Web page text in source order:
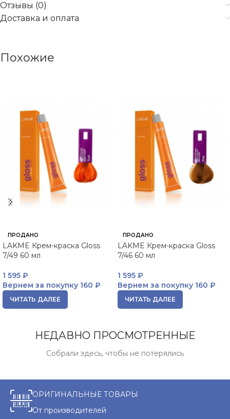
Отзывы (0)
Доставка и оплата
Похожие
ПРОДАНО
LAKME Крем-краска Gloss
7/49 60 мл
1 595 ₽
Вернем за покупку 160 ₽
ЧИТАТЬ ДАЛЕЕ
ПРОДАНО
LAKME Крем-краска Gloss
7/46 60 мл
1 595 ₽
Вернем за покупку 160 ₽
ЧИТАТЬ ДАЛЕЕ
НЕДАВНО ПРОСМОТРЕННЫЕ
Собрали здесь, чтобы не потерялись
ОРИГИНАЛЬНЫЕ ТОВАРЫ
От производителей